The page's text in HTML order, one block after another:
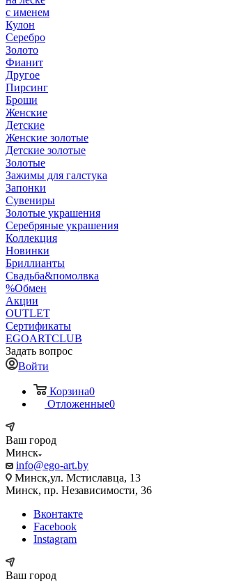
с именем
Кулон
Серебро
Золото
Фианит
Другое
Пирсинг
Броши
Женские
Детские
Женские золотые
Детские золотые
Золотые
Зажимы для галстука
Запонки
Сувениры
Золотые украшения
Серебряные украшения
Коллекция
Новинки
Бриллианты
Свадьба&помолвка
%Обмен
Акции
OUTLET
Сертификаты
EGOARTCLUB
Задать вопрос
Войти
Корзина0
Отложенные0
Ваш город
Минск
info@ego-art.by
Минск,ул. Мстиславца, 13
Минск, пр. Независимости, 36
Вконтакте
Facebook
Instagram
Ваш город